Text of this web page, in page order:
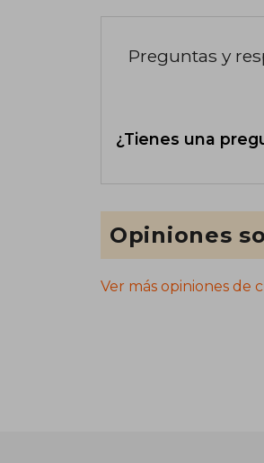
Preguntas y
¿Tienes una
Opiniones
Ver más opiniones de